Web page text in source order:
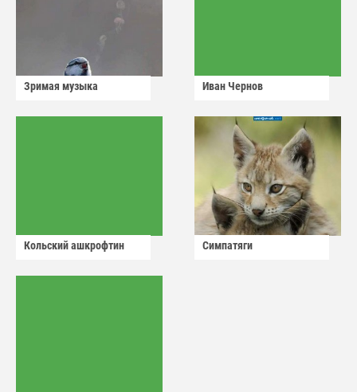
Зримая музыка Иван Чернов
Кольский ашкрофтин Симпатяги